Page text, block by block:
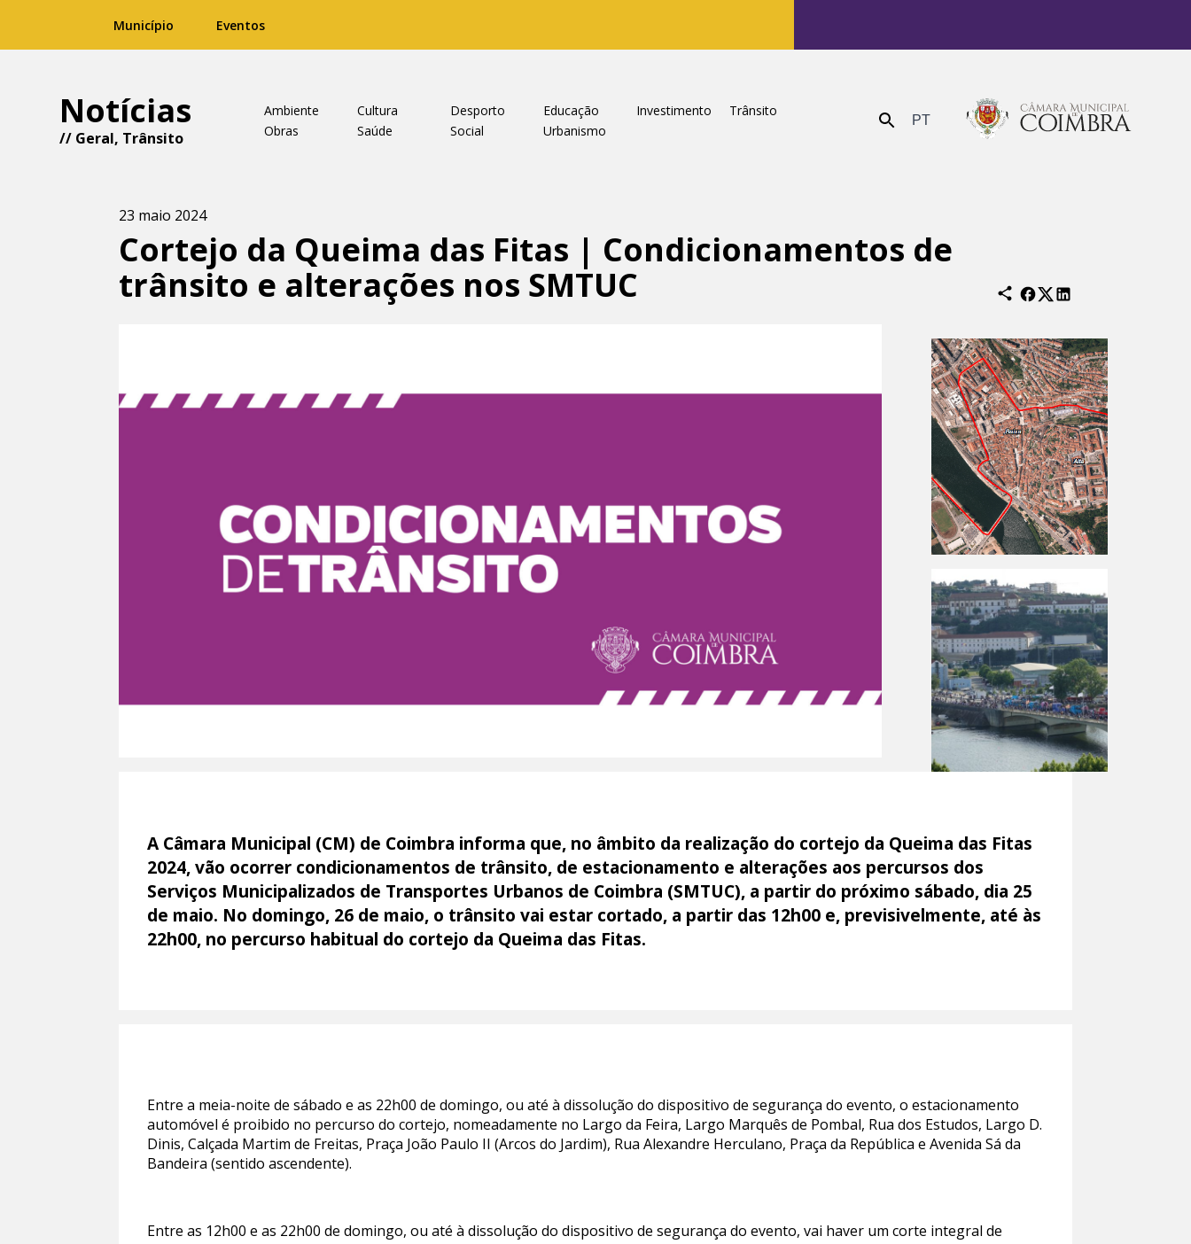
Município Eventos
Notícias
// Geral, Trânsito
Ambiente Cultura Desporto Educação Investimento
Trânsito
Obras
Saúde Social Urbanismo Enviar PT
23 maio 2024
Cortejo da Queima das Fitas | Condicionamentos de
trânsito e alterações nos SMTUC
A Câmara Municipal (CM) de Coimbra informa que, no âmbito da realização do cortejo da Queima das Fitas
2024, vão ocorrer condicionamentos de trânsito, de estacionamento e alterações aos percursos dos
Serviços Municipalizados de Transportes Urbanos de Coimbra (SMTUC), a partir do próximo sábado, dia 25
de maio. No domingo, 26 de maio, o trânsito vai estar cortado, a partir das 12h00 e, previsivelmente, até às
22h00, no percurso habitual do cortejo da Queima das Fitas.
Entre a meia-noite de sábado e as 22h00 de domingo, ou até à dissolução do dispositivo de segurança do evento, o estacionamento
automóvel é proibido no percurso do cortejo, nomeadamente no Largo da Feira, Largo Marquês de Pombal, Rua dos Estudos, Largo D.
Dinis, Calçada Martim de Freitas, Praça João Paulo II (Arcos do Jardim), Rua Alexandre Herculano, Praça da República e Avenida Sá da
Bandeira (sentido ascendente).
Entre as 12h00 e as 22h00 de domingo, ou até à dissolução do dispositivo de segurança do evento, vai haver um corte integral de